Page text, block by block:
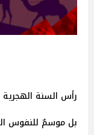
رأس السنة
بل موسمٌ للنفوس